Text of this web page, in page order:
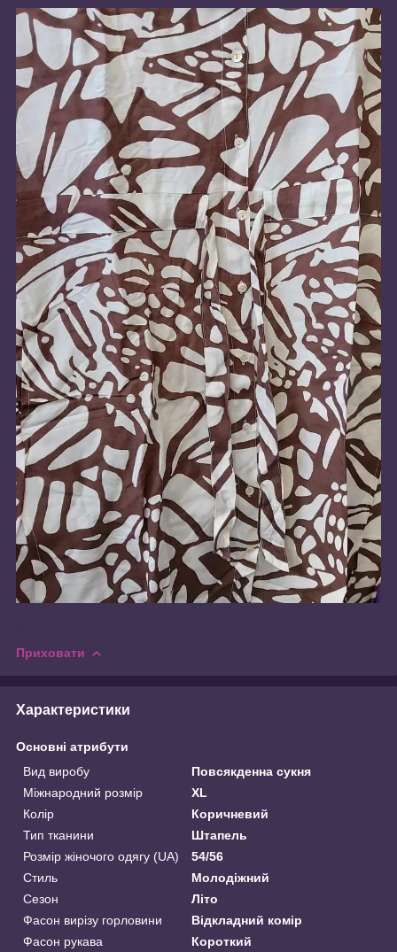
Приховати
Характеристики
Основні атрибути
Вид виробу
Повсякденна сукня
Міжнародний розмір
XL
Колір
Коричневий
Тип тканини
Штапель
Розмір жіночого одягу (UA)
54/56
Стиль
Молодіжний
Сезон
Літо
Фасон вирізу горловини
Відкладний комір
Фасон рукава
Короткий